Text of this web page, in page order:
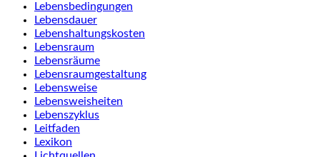
Lebensbedingungen
Lebensdauer
Lebenshaltungskosten
Lebensraum
Lebensräume
Lebensraumgestaltung
Lebensweise
Lebensweisheiten
Lebenszyklus
Leitfaden
Lexikon